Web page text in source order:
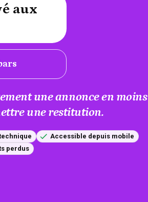
aux
une annonce en moins
une restitution.
Accessible depuis mobile
perdus